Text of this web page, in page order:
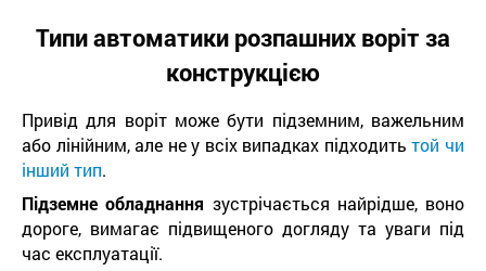
Типи автоматики розпашних воріт за
конструкцією
Привід для воріт може бути підземним, важельним
або лінійним, але не у всіх випадках підходитьтой чи
інший тип.
Підземне обладнання зустрічається найрідше, воно
дороге, вимагає підвищеного догляду та уваги під
час експлуатації.